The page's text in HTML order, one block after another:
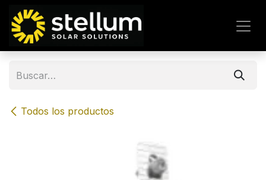
Todos los productos